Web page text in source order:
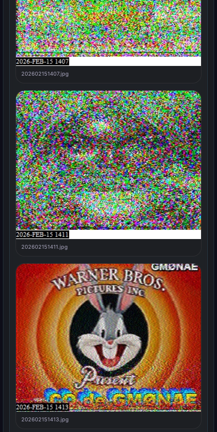
202602151407.jpg
202602151411.jpg
202602151413.jpg